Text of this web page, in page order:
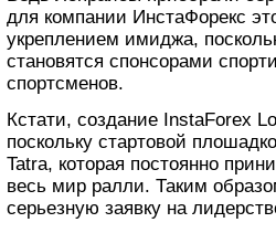
для компании ИнстаФорекс
укреплением имиджа,
становятся спонсорами
спортсменов.
Кстати, создание InstaForex
поскольку стартовой
Tatra, которая постоянно
весь мир ралли. Таким
серьезную заявку на